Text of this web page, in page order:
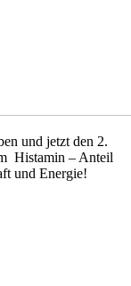
und jetzt den 2.
Histamin – Anteil
und Energie!